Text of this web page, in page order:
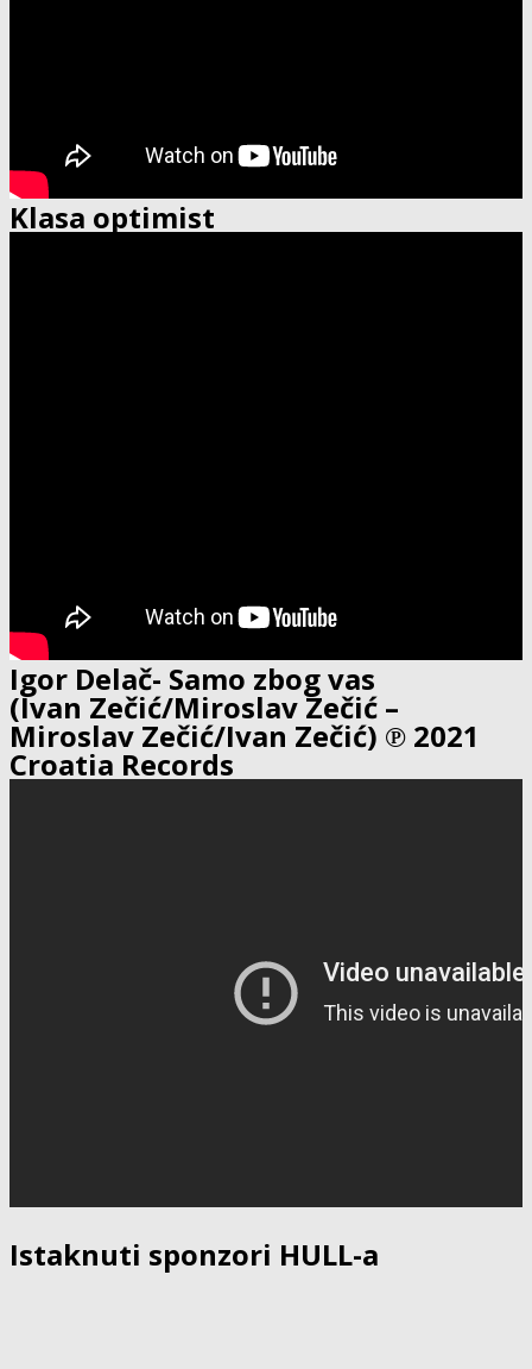
Klasa optimist
Igor Delač- Samo zbog vas
(Ivan Zečić/Miroslav Zečić –
Miroslav Zečić/Ivan Zečić) ℗ 2021
Croatia Records
Istaknuti sponzori HULL-a